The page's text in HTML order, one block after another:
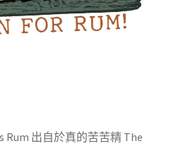
Rum 出自於真的苦苦精 The